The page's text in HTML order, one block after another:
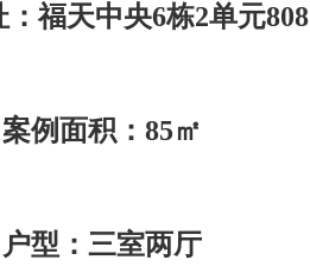
：福天中央6栋2单元808
案例面积：85㎡
户型：三室两厅